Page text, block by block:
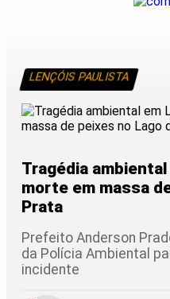
LENÇÓIS PAULISTA
Tragédia
morte em massa
Prata
Prefeito Anderson
da Polícia Ambiental
incidente